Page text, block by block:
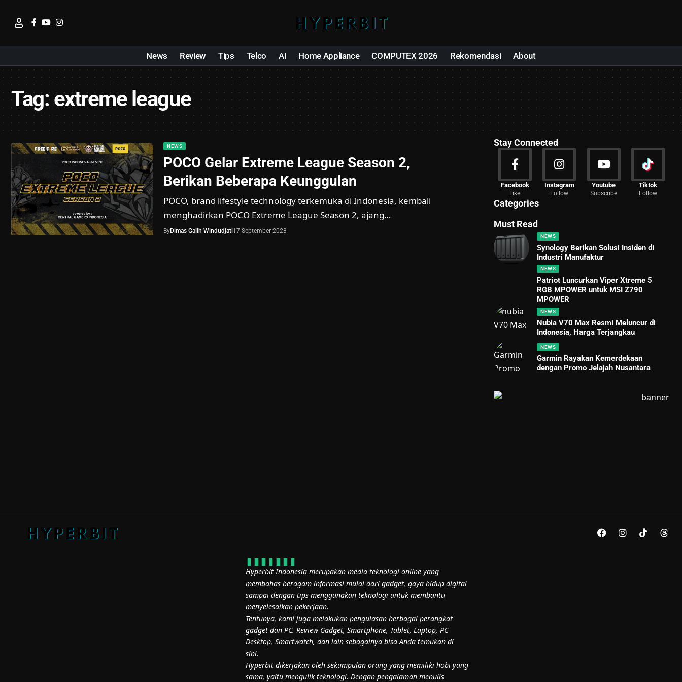
News Review Tips Telco AI Home Appliance COMPUTEX 2026 Rekomendasi About
Tag:extreme league
NEWS
POCO Gelar Extreme League Season 2,
Berikan Beberapa Keunggulan
POCO, brand lifestyle technology terkemuka di Indonesia, kembali
menghadirkan POCO Extreme League Season 2, ajang…
ByDimas Galih Windudjati17 September 2023
Stay Connected
Facebook
Like
Instagram
Follow
Youtube
Subscribe
Tiktok
Follow
Categories
News
2027 Articles
Must Read
NEWS
Synology Berikan Solusi Insiden di
Industri Manufaktur
NEWS
Patriot Luncurkan Viper Xtreme 5
RGB MPOWER untuk MSI Z790
MPOWER
NEWS
Nubia V70 Max Resmi Meluncur di
Indonesia, Harga Terjangkau
NEWS
Garmin Rayakan Kemerdekaan
dengan Promo Jelajah Nusantara
Hyperbit Indonesia merupakan media teknologi online yang
membahas beragam informasi mulai dari gadget, gaya hidup digital
sampai dengan tips menggunakan teknologi untuk membantu
menyelesaikan pekerjaan.
Tentunya, kami juga melakukan pengulasan berbagai perangkat
gadget dan PC. Review Gadget, Smartphone, Tablet, Laptop, PC
Desktop, Smartwatch, dan lain sebagainya bisa Anda temukan di
sini.
Hyperbit dikerjakan oleh sekumpulan orang yang memiliki hobi yang
sama, yaitu mengulik teknologi. Dengan pengalaman menulis